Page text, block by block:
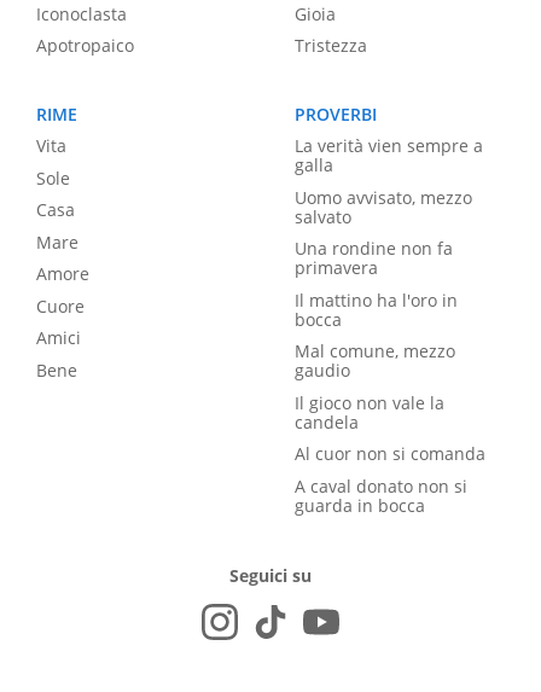
Iconoclasta
Apotropaico
Gioia
Tristezza
RIME
Vita
Sole
Casa
Mare
Amore
Cuore
Amici
Bene
PROVERBI
La verità vien sempre a
galla
Uomo avvisato, mezzo
salvato
Una rondine non fa
primavera
Il mattino ha l'oro in
bocca
Mal comune, mezzo
gaudio
Il gioco non vale la
candela
Al cuor non si comanda
A caval donato non si
guarda in bocca
Seguici su